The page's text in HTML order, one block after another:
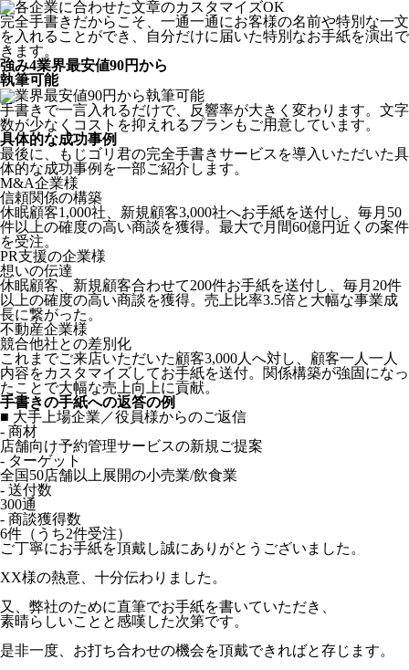
完全手書きだからこそ、一通一通にお客様の名前や特別な一文
を入れることができ、自分だけに届いた特別なお手紙を演出で
きます。
強み4業界最安値90円から
執筆可能
手書きで一言入れるだけで、反響率が大きく変わります。文字
数が少なくコストを抑えれるプランもご用意しています。
具体的な成功事例
最後に、もじゴリ君の完全手書きサービスを導入いただいた具
体的な成功事例を一部ご紹介します。
M&A企業様
信頼関係の構築
休眠顧客1,000社、新規顧客3,000社へお手紙を送付し、毎月50
件以上の確度の高い商談を獲得。最大で月間60億円近くの案件
を受注。
PR支援の企業様
想いの伝達
休眠顧客、新規顧客合わせて200件お手紙を送付し、毎月20件
以上の確度の高い商談を獲得。売上比率3.5倍と大幅な事業成
長に繋がった。
不動産企業様
競合他社との差別化
これまでご来店いただいた顧客3,000人へ対し、顧客一人一人
内容をカスタマイズしてお手紙を送付。関係構築が強固になっ
たことで大幅な売上向上に貢献。
手書きの手紙への返答の例
■ 大手上場企業／役員様からのご返信
- 商材
店舗向け予約管理サービスの新規ご提案
- ターゲット
全国50店舗以上展開の小売業/飲食業
- 送付数
300通
- 商談獲得数
6件（うち2件受注）
ご丁寧にお手紙を頂戴し誠にありがとうございました。
XX様の熱意、十分伝わりました。
又、弊社のために直筆でお手紙を書いていただき、
素晴らしいことと感嘆した次第です。
是非一度、お打ち合わせの機会を頂戴できればと存じます。